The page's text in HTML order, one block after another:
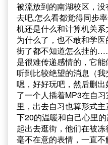
被流放到的南湖校区，
去吧,怎么看都觉得同步
机还是什么和计算机关
为什么了，也不敢和学
街了都不知道怎么挂的
是很难传递感情的，它能
听到比较绝望的消息（我
嗯，好好玩吧，然后删
了一个人插着MP3在自
里，出去自习也算形式
下20的温暖和自己心里
起出去逛街，他们在被
毫不在意的表情，一直